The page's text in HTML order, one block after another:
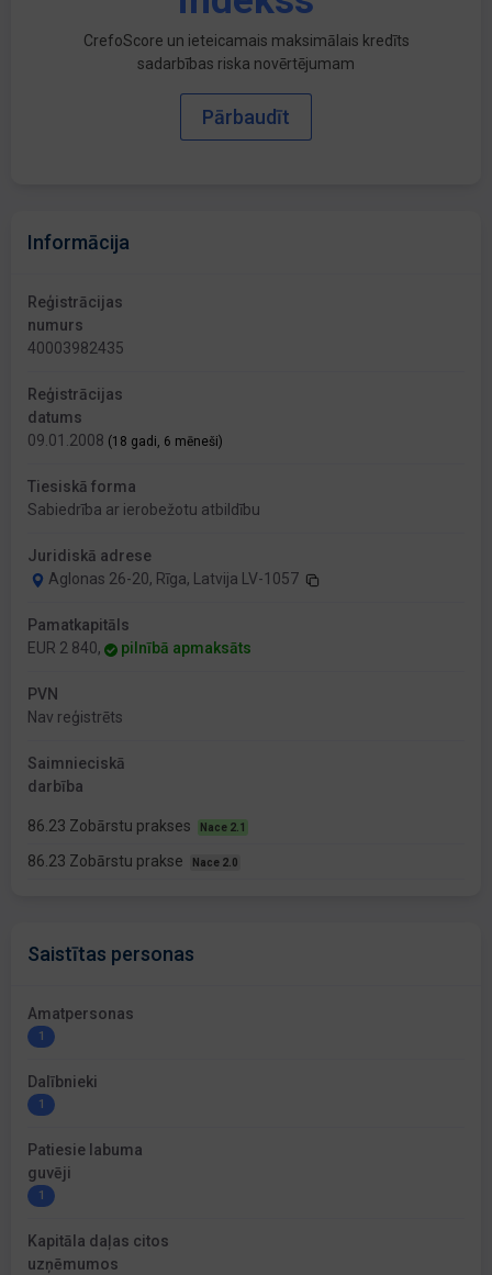
CrefoScore un ieteicamais maksimālais kredīts
sadarbības riska novērtējumam
Pārbaudīt
Informācija
Reģistrācijas
numurs
40003982435
Reģistrācijas
datums
09.01.2008 (18 gadi, 6 mēneši)
Tiesiskā forma
Sabiedrība ar ierobežotu atbildību
Juridiskā adrese
Aglonas 26-20, Rīga, Latvija LV-1057
Pamatkapitāls
EUR 2 840,
pilnībā apmaksāts
PVN
Nav reģistrēts
Saimnieciskā
darbība
86.23 Zobārstu prakses Nace 2.1
86.23 Zobārstu prakse Nace 2.0
Saistītas personas
Amatpersonas
1
Dalībnieki
1
Patiesie labuma
guvēji
1
Kapitāla daļas citos
uzņēmumos